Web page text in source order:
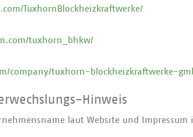
TuxhornBlockheizkraftwerke/
tuxhorn_bhkw/
company/tuxhorn-blockheizkraftwerke-
Hinweis
laut Website und Impressum